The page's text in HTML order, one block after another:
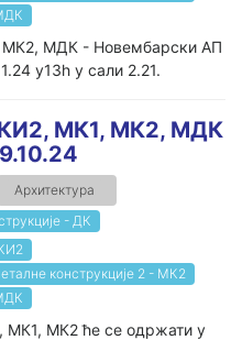
МК2, МДК - Новембарски АП
у13h у сали 2.21.
КИ2, МК1, МК2, МДК
Архитектура
- ДК
конструкције 2 - МК2
МК2 ће се одржати у